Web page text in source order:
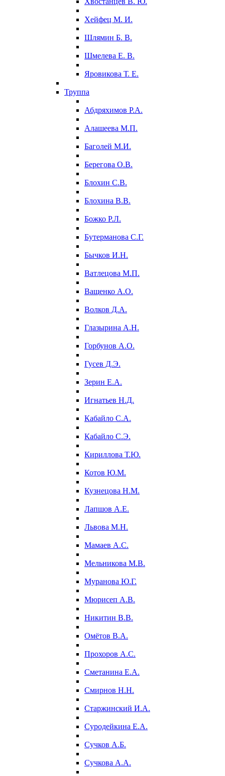
Хейфец М. И.
Шлямин Б. В.
Шмелева Е. В.
Яровикова Т. Е.
Труппа
Абдряхимов Р.А.
Алашеева М.П.
Баголей М.И.
Берегова О.В.
Блохин С.В.
Блохина В.В.
Божко Р.Л.
Бутерманова С.Г.
Бычков И.Н.
Ватлецова М.П.
Ващенко А.О.
Волков Д.А.
Глазырина А.Н.
Горбунов А.О.
Гусев Д.Э.
Зерин Е.А.
Игнатьев Н.Д.
Кабайло С.А.
Кабайло С.Э.
Кириллова Т.Ю.
Котов Ю.М.
Кузнецова Н.М.
Лапшов А.Е.
Львова М.Н.
Мамаев А.С.
Мельникова М.В.
Муранова Ю.Г.
Мюрисеп А.В.
Никитин В.В.
Омётов В.А.
Прохоров А.С.
Сметанина Е.А.
Смирнов Н.Н.
Старжинский И.А.
Суродейкина Е.А.
Сучков А.Б.
Сучкова А.А.